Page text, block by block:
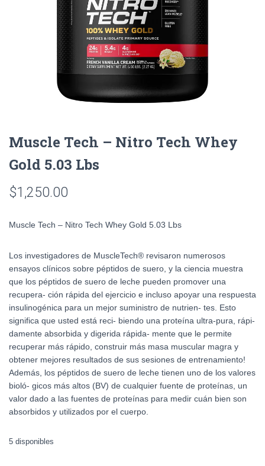
Muscle Tech – Nitro Tech Whey
Gold 5.03 Lbs
$1,250.00
Muscle Tech – Nitro Tech Whey Gold 5.03 Lbs
Los investigadores de MuscleTech® revisaron numerosos
ensayos clínicos sobre péptidos de suero, y la ciencia muestra
que los péptidos de suero de leche pueden promover una
recupera- ción rápida del ejercicio e incluso apoyar una respuesta
insulinogénica para un mejor suministro de nutrien- tes. Esto
significa que usted está reci- biendo una proteína ultra-pura, rápi-
damente absorbida y digerida rápida- mente que le permite
recuperar más rápido, construir más masa muscular magra y
obtener mejores resultados de sus sesiones de entrenamiento!
Además, los péptidos de suero de leche tienen uno de los valores
bioló- gicos más altos (BV) de cualquier fuente de proteínas, un
valor dado a las fuentes de proteínas para medir cuán bien son
absorbidos y utilizados por el cuerpo.
5 disponibles